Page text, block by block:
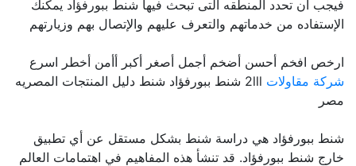
فيجب ان تحدد المنطقه التى تبحث فيها شنط ببورفؤاد يمكنك
الإستفاده من خدماتهم والتعرف عليهم والإتصال بهم وزيارتهم
ارخص افخم أحسن أضخم أجمل أصغر أكبر أأمن أخطر اسرع
شركة مقاولات
2lll شنط ببورفؤاد شنط دليل المنتجات المصريه
مصر
شنط ببورفؤاد هي دراسة شنط بشكل مستقل عن أي تطبيق
خارج شنط ببورفؤاد. قد تنشأ هذه المفاهيم في اهتمامات العالم